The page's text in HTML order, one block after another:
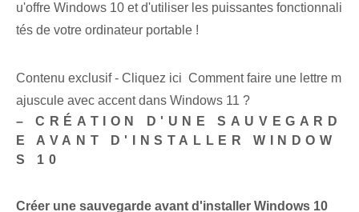
u'offre Windows 10 et d'utiliser les puissantes fonctionnali
tés de votre ordinateur portable !
Contenu exclusif - Cliquez ici Comment faire une lettre m
ajuscule avec accent dans Windows 11 ?
– CRÉATION D'UNE SAUVEGARD
E AVANT D'INSTALLER WINDOW
S 10
Créer une sauvegarde avant d'installer Windows 10